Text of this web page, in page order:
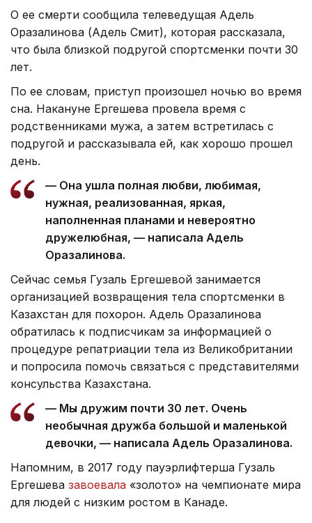
О ее смерти сообщила телеведущая Адель
Оразалинова (Адель Смит), которая рассказала,
что была близкой подругой спортсменки почти 30
лет.
По ее словам, приступ произошел ночью во время
сна. Накануне Ергешева провела время с
родственниками мужа, а затем встретилась с
подругой и рассказывала ей, как хорошо прошел
день.
— Она ушла полная любви, любимая,
нужная, реализованная, яркая,
наполненная планами и невероятно
дружелюбная, — написала Адель
Оразалинова.
Сейчас семья Гузаль Ергешевой занимается
организацией возвращения тела спортсменки в
Казахстан для похорон. Адель Оразалинова
обратилась к подписчикам за информацией о
процедуре репатриации тела из Великобритании
и попросила помочь связаться с представителями
консульства Казахстана.
— Мы дружим почти 30 лет. Очень
необычная дружба большой и маленькой
девочки, — написала Адель Оразалинова.
Напомним, в 2017 году пауэрлифтерша Гузаль
Ергешева завоевала «золото» на чемпионате мира
для людей с низким ростом в Канаде.